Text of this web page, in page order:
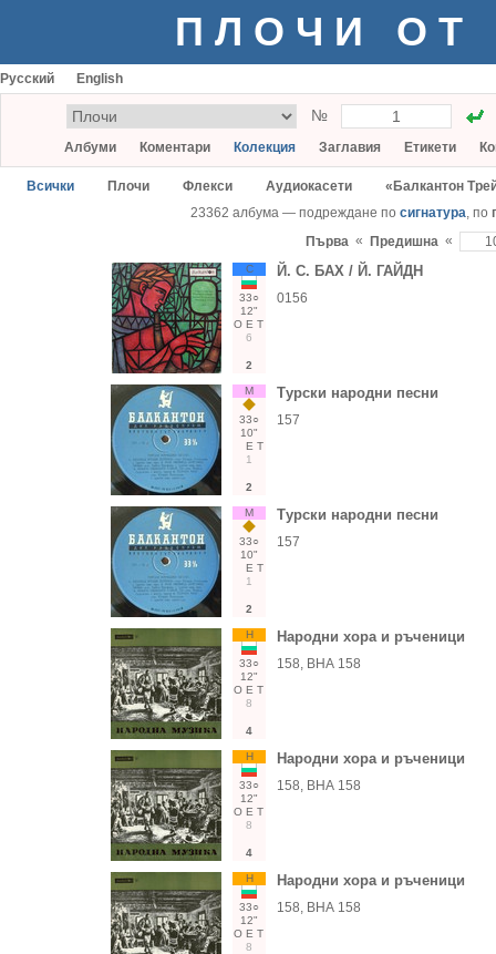
ПЛОЧИ ОТ
Русский English
№
Албуми Коментари Колекция Заглавия Етикети
Всички Плочи Флекси Аудиокасети
«Балкантон
23362 албума — подреждане по сигнатура, по
Първа « Предишна «
С
33○
12"
О Е Т
6
2
Й. С. БАХ / Й. ГАЙДН
0156
М
33○
10"
Е Т
1
2
Турски народни песни
157
М
33○
10"
Е Т
1
2
Турски народни песни
157
Н
33○
12"
О Е Т
8
4
Народни хора и ръченици
158, ВНА 158
Н
33○
12"
О Е Т
8
4
Народни хора и ръченици
158, ВНА 158
Н
33○
12"
О Е Т
8
Народни хора и ръченици
158, ВНА 158